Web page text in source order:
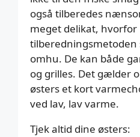
også tilberedes
meget delikat, hvorfor
tilberedningsmetoden
omhu. De kan både
og grilles. Det gælder
østers et kort
ved lav, lav varme.
Tjek altid dine østers: